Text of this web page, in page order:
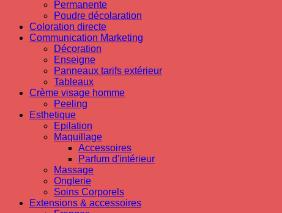
Permanente
Poudre décolaration
Coloration directe
Communication Marketing
Décoration
Enseigne
Panneaux tarifs extérieur
Tableaux
Crème visage homme
Peeling
Esthetique
Epilation
Maquillage
Accessoires
Parfum d'intérieur
Massage
Onglerie
Soins Corporels
Extensions & accessoires